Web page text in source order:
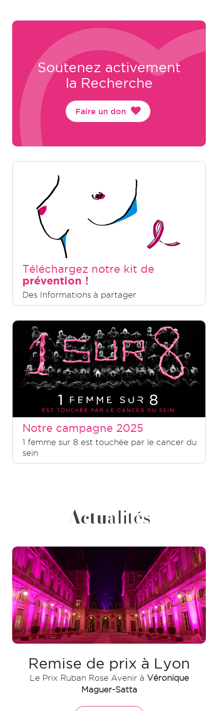
Soutenez activement
la Recherche
Faire un don
Téléchargez notre kit de
prévention !
Des Informations à partager
Notre campagne 2025
1 femme sur 8 est touchée par le cancer du
sein
Actualités
Remise de prix à Lyon
Le Prix Ruban Rose Avenir à Véronique
Maguer-Satta